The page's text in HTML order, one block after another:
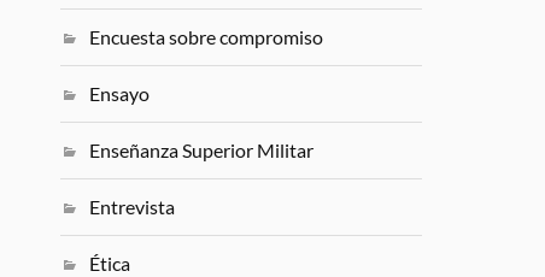
Encuesta sobre compromiso
Ensayo
Enseñanza Superior Militar
Entrevista
Ética